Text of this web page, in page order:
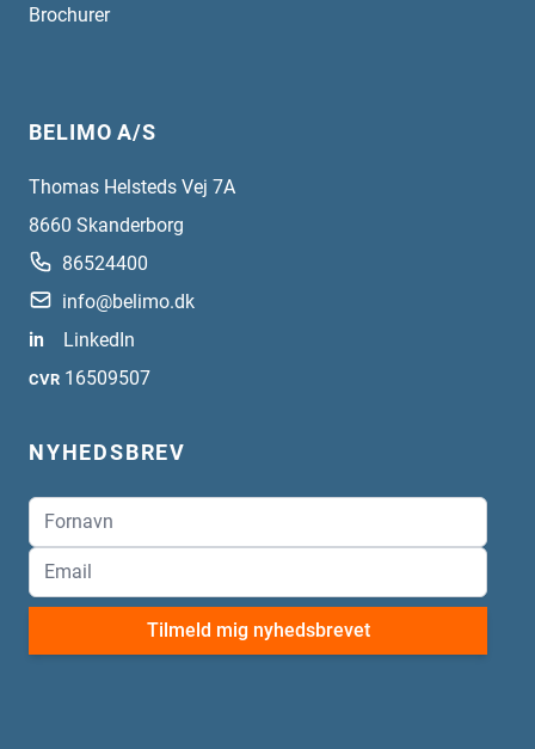
Brochurer
BELIMO A/S
Thomas Helsteds Vej 7A
8660 Skanderborg
86524400
info@belimo.dk
in
LinkedIn
CVR 16509507
NYHEDSBREV
Tilmeld mig nyhedsbrevet